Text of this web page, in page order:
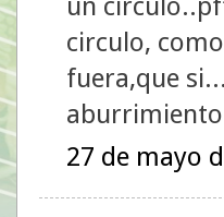
circulo,
fuera,que
aburrimiento
27 de mayo